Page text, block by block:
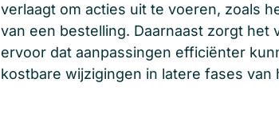
verlaagt om acties uit te voeren, zoals
van een bestelling. Daarnaast zorgt
ervoor dat aanpassingen efficiënter
kostbare wijzigingen in latere fases